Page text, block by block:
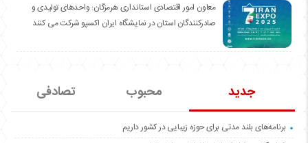
معاون امور اقتصادی استانداری هرمزگان: واحدهای تولیدی و
صادرکنندگان استان در نمایشگاه ایران اکسپو شرکت می کنند
جدید محبوب تصادفی
برنامه‌های بلند مدتی برای حوزه زیبایی در کشور داریم